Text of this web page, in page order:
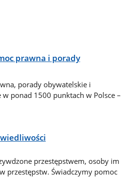
prawna i porady
porady obywatelskie i
w ponad 1500 punktach w Polsce –
przestępstwem, osoby im
przestępstw. Świadczymy pomoc